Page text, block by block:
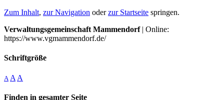
Zum Inhalt, zur Navigation oderzur Startseite springen.
Verwaltungsgemeinschaft Mammendorf| Online:
https://www.vgmammendorf.de/
Schriftgröße
A A A
Finden in gesamter Seite